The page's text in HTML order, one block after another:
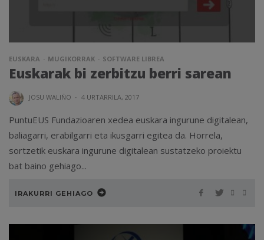
EUSKARA MUGIKORRAK SOFTWARE LIBREA
Euskarak bi zerbitzu berri sarean
JOSU WALIÑO · 4 URTARRILA, 2017
PuntuEUS Fundazioaren xedea euskara ingurune digitalean,
baliagarri, erabilgarri eta ikusgarri egitea da. Horrela,
sortzetik euskara ingurune digitalean sustatzeko proiektu
bat baino gehiago...
IRAKURRI GEHIAGO